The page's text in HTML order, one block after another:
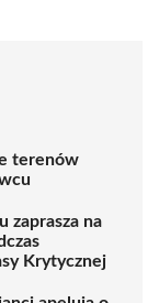
terenów
zaprasza na
Krytycznej